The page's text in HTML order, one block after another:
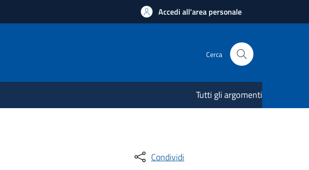
Accedi all'area personale
Cerca
Tutti gli argomenti
Condividi